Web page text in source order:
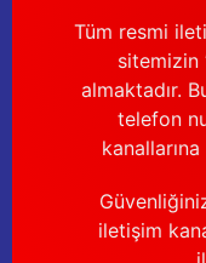
Tüm resmi
sitemizin
almaktadır.
telefon
iletişim